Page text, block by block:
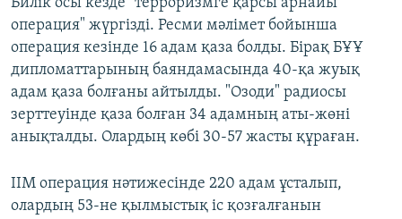
Билік осы кезде "терроризмге қарсы арнайы
операция" жүргізді. Ресми мәлімет бойынша
операция кезінде 16 адам қаза болды. Бірақ БҰҰ
дипломаттарының баяндамасында 40-қа жуық
адам қаза болғаны айтылды. "Озоди" радиосы
зерттеуінде қаза болған 34 адамның аты-жөні
анықталды. Олардың көбі 30-57 жасты құраған.
ІІМ операция нәтижесінде 220 адам ұсталып,
олардың 53-не қылмыстық іс қозғалғанын